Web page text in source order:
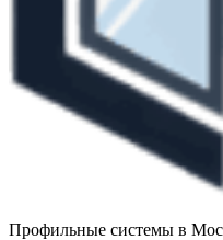
Профильные системы в